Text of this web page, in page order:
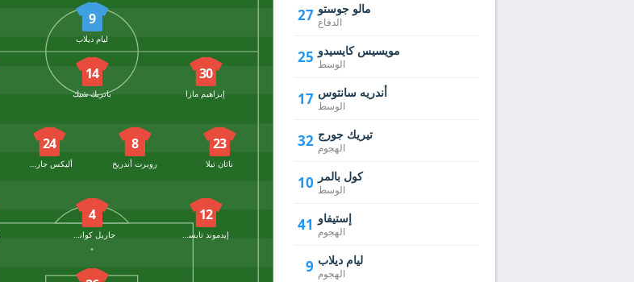
9
ليام ديلاب
30
إبراهيم مازا
14
باتريك شيك
23
ناثان تيلا
8
روبرت أندريخ
24
أليكس جارسيا
12
4
27 مالو جوستو
الدفاع
25 مويسيس كايسيدو
الوسط
17 أندريه سانتوس
الوسط
32 تيريك جورج
الهجوم
10 كول بالمر
الوسط
41 إستيفاو
الهجوم
9 ليام ديلاب
الهجوم